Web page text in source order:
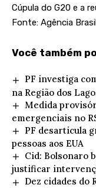
Cúpula do G20 e a
Fonte: Agência Brasil
Você também
PF investiga
na Região dos
Medida
emergenciais no
PF desarticula
pessoas aos EUA
Cid: Bolsonaro
justificar
Dez cidades do